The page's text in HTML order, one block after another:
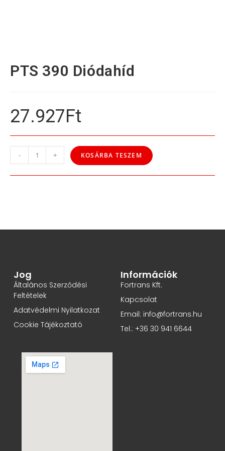
PTS 390 Diódahíd
27.927Ft
- + KOSÁRBA TESZEM
Jog
Általános Szerződési
Feltételek
Adatvédelmi Nyilatkozat
Cookie Tájékoztató
Információk
Fortrans Kft.
Kapcsolat
Email: info@fortrans.hu
Tel.: +36 30 941 6644